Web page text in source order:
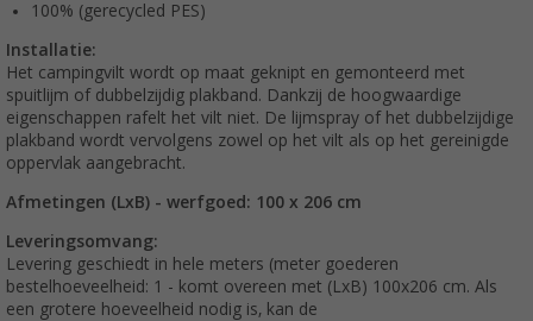
100% (gerecycled PES)
Installatie:
Het campingvilt wordt op maat geknipt en gemonteerd met
spuitlijm of dubbelzijdig plakband. Dankzij de hoogwaardige
eigenschappen rafelt het vilt niet. De lijmspray of het dubbelzijdige
plakband wordt vervolgens zowel op het vilt als op het gereinigde
oppervlak aangebracht.
Afmetingen (LxB) - werfgoed: 100 x 206 cm
Leveringsomvang:
Levering geschiedt in hele meters (meter goederen
bestelhoeveelheid: 1 - komt overeen met (LxB) 100x206 cm. Als
een grotere hoeveelheid nodig is, kan de